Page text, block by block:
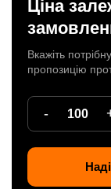
Ціна
Вкажіть
пропозицію
-